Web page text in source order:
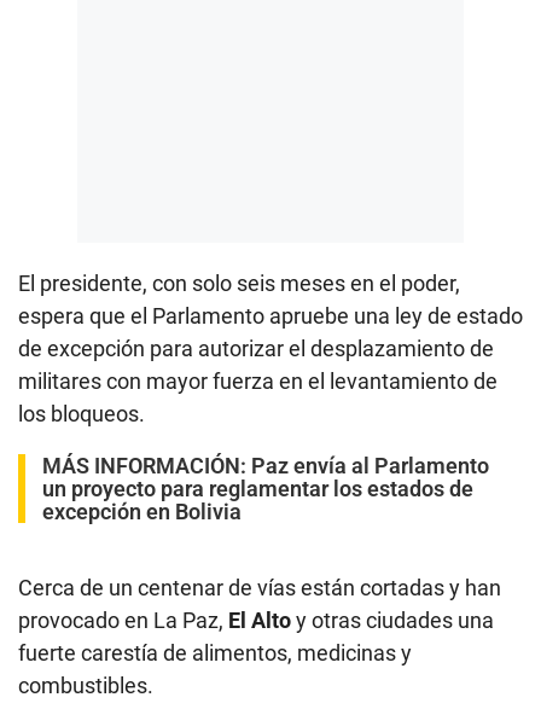
El presidente, con solo seis meses en el poder,
espera que el Parlamento apruebe una ley de estado
de excepción para autorizar el desplazamiento de
militares con mayor fuerza en el levantamiento de
los bloqueos.
MÁS INFORMACIÓN: Paz envía al Parlamento
un proyecto para reglamentar los estados de
excepción en Bolivia
Cerca de un centenar de vías están cortadas y han
provocado en La Paz, El Altoy otras ciudades una
fuerte carestía de alimentos, medicinas y
combustibles.